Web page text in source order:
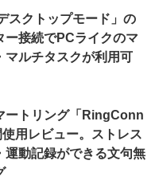
スクトップモード」の
ー接続でPCライクのマ
マルチタスクが利用可
ートリング「RingConn
用レビュー。ストレス
運動記録ができる文句無